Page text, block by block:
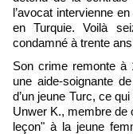
l’avocat intervienne
en Turquie. Voilà
condamné à trente
Son crime remonte à
une aide-soignante
d’un jeune Turc, ce
Unwer K., membre de
leçon" à la jeune